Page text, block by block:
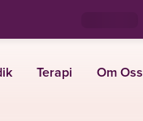
Terapi Om Oss